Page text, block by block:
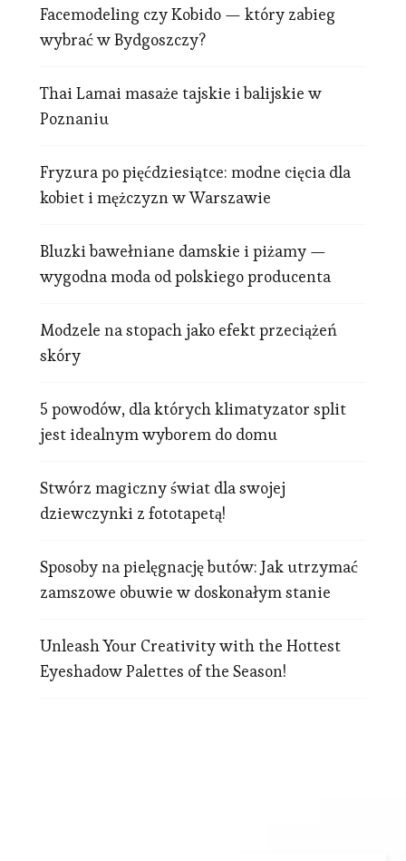
Facemodeling czy Kobido — który zabieg
wybrać w Bydgoszczy?
Thai Lamai masaże tajskie i balijskie w
Poznaniu
Fryzura po pięćdziesiątce: modne cięcia dla
kobiet i mężczyzn w Warszawie
Bluzki bawełniane damskie i piżamy —
wygodna moda od polskiego producenta
Modzele na stopach jako efekt przeciążeń
skóry
5 powodów, dla których klimatyzator split
jest idealnym wyborem do domu
Stwórz magiczny świat dla swojej
dziewczynki z fototapetą!
Sposoby na pielęgnację butów: Jak utrzymać
zamszowe obuwie w doskonałym stanie
Unleash Your Creativity with the Hottest
Eyeshadow Palettes of the Season!